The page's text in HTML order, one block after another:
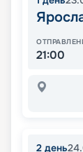
21:00
2 день